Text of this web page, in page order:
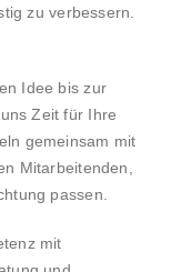
zu verbessern.
Idee bis zur
Zeit für Ihre
gemeinsam mit
Mitarbeitenden,
passen.
mit